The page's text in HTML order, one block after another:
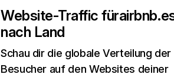
Website-Traffic für
nach Land
Schau dir die globale Verteilung der
Besucher auf den Websites deiner